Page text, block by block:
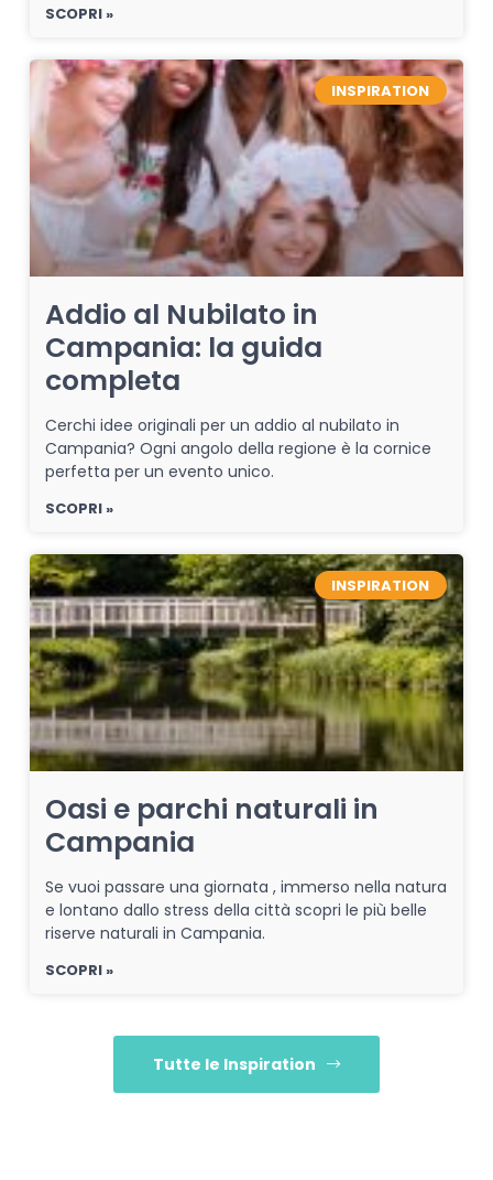
SCOPRI »
INSPIRATION
Addio al Nubilato in
Campania: la guida
completa
Cerchi idee originali per un addio al nubilato in
Campania? Ogni angolo della regione è la cornice
perfetta per un evento unico.
SCOPRI »
INSPIRATION
Oasi e parchi naturali in
Campania
Se vuoi passare una giornata , immerso nella natura
e lontano dallo stress della città scopri le più belle
riserve naturali in Campania.
SCOPRI »
Tutte le Inspiration